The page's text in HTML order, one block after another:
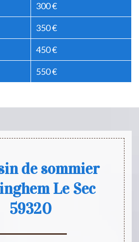
300 €
350 €
450 €
550 €
de sommier
Le Sec
59320